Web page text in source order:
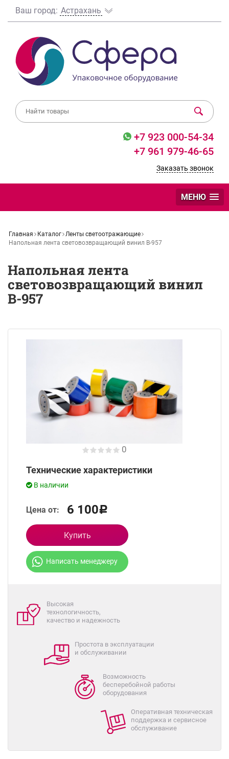
Ваш город: Астрахань
+7 923 000-54-34
+7 961 979-46-65
Заказать звонок
МЕНЮ
Главная Каталог Ленты светоотражающие
Напольная лента световозвращающий винил В-957
Напольная лента
световозвращающий винил
В-957
0
Технические характеристики
В наличии
Цена от: 6 100Р
Купить
Написать менеджеру
Высокая
технологичность,
качество и надежность
Простота в эксплуатации
и обслуживании
Возможность
бесперебойной работы
оборудования
Оперативная техническая
поддержка и сервисное
обслуживание